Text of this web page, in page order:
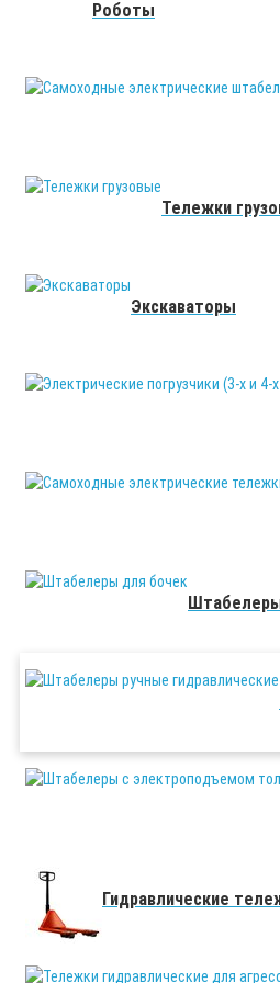
Роботы
Тележки
Экскаваторы
Гидравлические